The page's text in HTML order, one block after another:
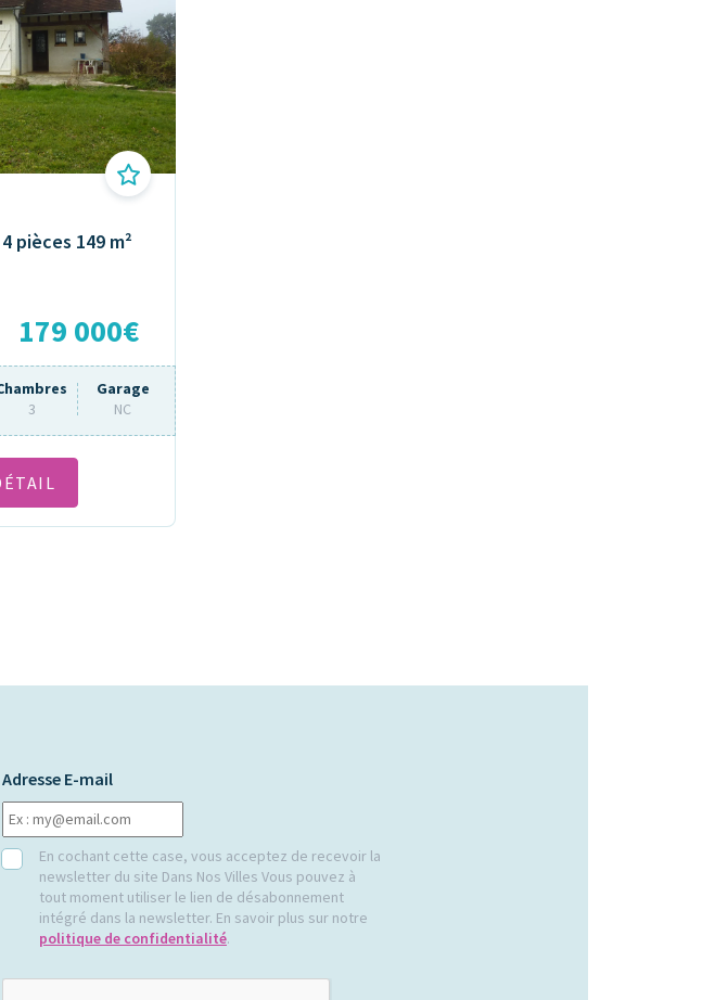
pièces 149 m²
179 000€
3
Garage
NC
Adresse E-mail
RGPDEn cochant cette case, vous acceptez de recevoir la
newsletter du site Dans Nos Villes Vous pouvez à
tout moment utiliser le lien de désabonnement
intégré dans la newsletter. En savoir plus sur notre
politique de confidentialité.